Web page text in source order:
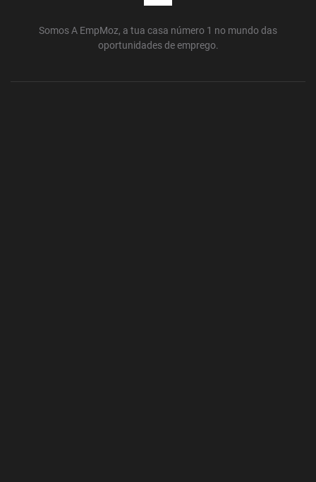
Somos A EmpMoz, a tua casa número 1 no mundo das
oportunidades de emprego.